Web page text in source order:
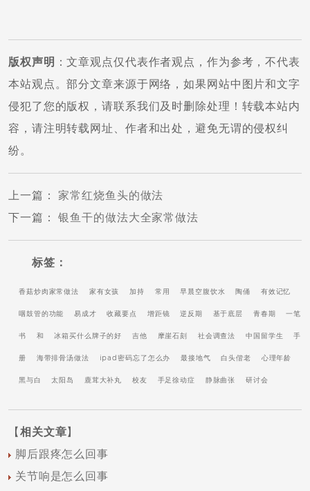
版权声明 ：文章观点仅代表作者观点，作为参考，不代表
本站观点。部分文章来源于网络，如果网站中图片和文字
侵犯了您的版权，请联系我们及时删除处理！转载本站内
容，请注明转载网址、作者和出处，避免无谓的侵权纠
纷。
上一篇 ： 家常红烧鱼头的做法
下一篇 ：银鱼干的做法大全家常做法
标签：
香菇炒肉家常做法 家有女孩 加持 常用 早晨空腹饮水 陶俑 有效记忆
咽鼓管的功能 易成才 收藏要点 增距镜 逆反期 基于底层 青春期 一笔
书 和 冰箱买什么牌子的好 吉他 摩崖石刻 社会调查法 中国留学生 手
册 海带排骨汤做法 ipad密码忘了怎么办 最接地气 白头偕老 心理年龄
黑与白 太阳岛 鹿茸大补丸 校友 手足徐动症 静脉曲张 研讨会
【 相关文章】
脚后跟疼怎么回事
关节响是怎么回事